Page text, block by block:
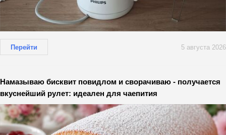
Перейти 5 августа 2026
Намазываю бисквит повидлом и сворачиваю - получается
вкуснейший рулет: идеален для чаепития